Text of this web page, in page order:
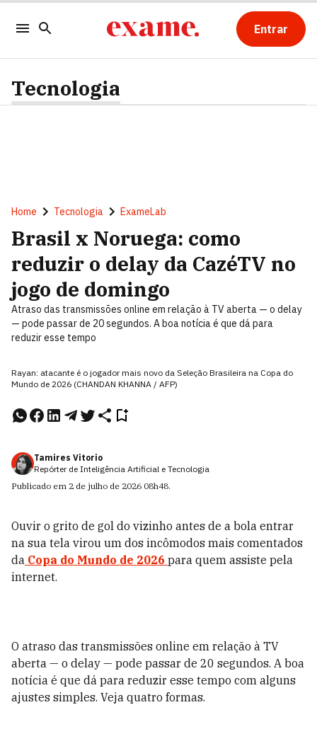
Entrar
Tecnologia
Home Tecnologia ExameLab
Brasil x Noruega: como
reduzir o delay da CazéTV no
jogo de domingo
Atraso das transmissões online em relação à TV aberta — o delay
— pode passar de 20 segundos. A boa notícia é que dá para
reduzir esse tempo
Rayan: atacante é o jogador mais novo da Seleção Brasileira na Copa do
Mundo de 2026 (CHANDAN KHANNA / AFP)
Tamires Vitorio
Repórter de Inteligência Artificial e Tecnologia
Publicado em 2 de julho de 2026 08h48.
Ouvir o grito de gol do vizinho antes de a bola entrar
na sua tela virou um dos incômodos mais comentados
da Copa do Mundo de 2026 para quem assiste pela
internet.
O atraso das transmissões online em relação à TV
aberta — o delay — pode passar de 20 segundos. A boa
notícia é que dá para reduzir esse tempo com alguns
ajustes simples. Veja quatro formas.